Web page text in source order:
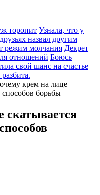
торопит Узнала, что у
назвал другим
режим молчания Декрет
отношений Боюсь
свой шанс на счастье
крем на лице
способов борьбы
скатывается